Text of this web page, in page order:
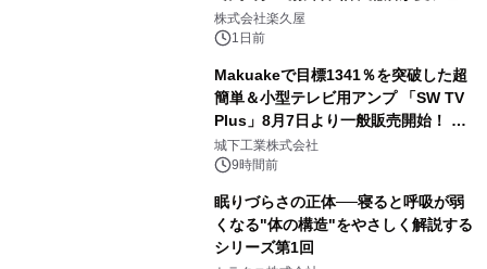
メニューを提供
株式会社楽久屋
1日前
Makuakeで目標1341％を突破した超
簡単＆小型テレビ用アンプ 「SW TV
Plus」8月7日より一般販売開始！ ケ
ーブル1本つなぐだけ、テレビの音が
ぐっと豊かに
城下工業株式会社
9時間前
眠りづらさの正体──寝ると呼吸が弱
くなる"体の構造"をやさしく解説する
シリーズ第1回